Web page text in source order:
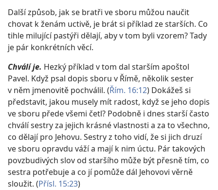
Další způsob, jak se bratři ve sboru můžou naučit
chovat k ženám uctivě, je brát si příklad ze starších. Co
tihle milující pastýři dělají, aby v tom byli vzorem? Tady
je pár konkrétních věcí.
Chválí je. Hezký příklad v tom dal starším apoštol
Pavel. Když psal dopis sboru v Římě, několik sester
v něm jmenovitě pochválil. (Řím. 16:12) Dokážeš si
představit, jakou musely mít radost, když se jeho dopis
ve sboru přede všemi četl? Podobně i dnes starší často
chválí sestry za jejich krásné vlastnosti a za to všechno,
co dělají pro Jehovu. Sestry z toho vidí, že si jich druzí
ve sboru opravdu váží a mají k nim úctu. Pár takových
povzbudivých slov od staršího může být přesně tím, co
sestra potřebuje a co jí pomůže dál Jehovovi věrně
sloužit. (Přísl. 15:23)